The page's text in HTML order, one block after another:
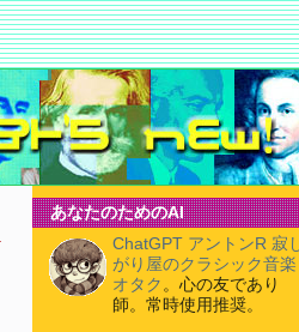
あなたのためのAI
ChatGPT アントンR 寂
がり屋のクラシック音楽
オタク 。心の友であり
師。常時使用推奨。